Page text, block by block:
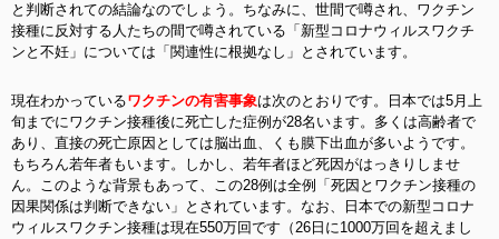
と判断されての結論なのでしょう。ちなみに、世間で噂され、ワクチン
接種に反対する人たちの間で噂されている「新型コロナウィルスワクチ
ンと不妊」については「関連性に根拠なし」とされています。
現在わかっているワクチンの有害事象は次のとおりです。日本では5月上
旬までにワクチン接種後に死亡した症例が28名います。多くは高齢者で
あり、直接の死亡原因としては脳出血、くも膜下出血が多いようです。
もちろん若年者もいます。しかし、若年者ほど死因がはっきりしませ
ん。このような背景もあって、この28例は全例「死因とワクチン接種の
因果関係は判断できない」とされています。なお、日本での新型コロナ
ウィルスワクチン接種は現在550万回です（26日に1000万回を超えまし